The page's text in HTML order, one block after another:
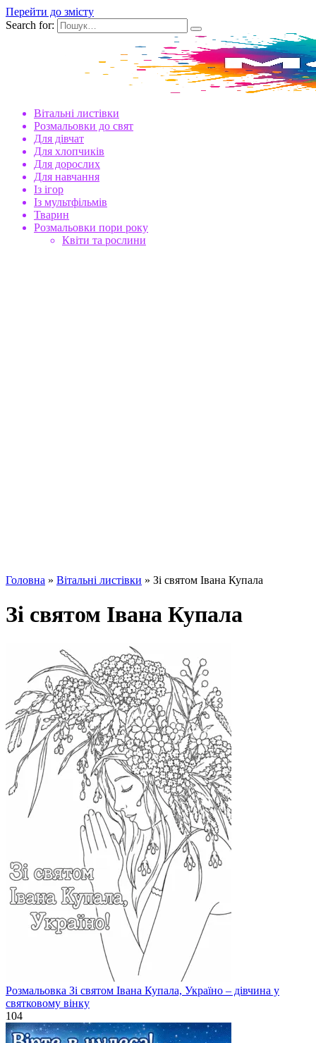
Перейти до змісту
Search for:
Вітальні листівки
Розмальовки до свят
Для дівчат
Для хлопчиків
Для дорослих
Для навчання
Із ігор
Із мультфільмів
Тварин
Розмальовки пори року
Квіти та рослини
Головна » Вітальні листівки » Зі святом Івана Купала
Зі святом Івана Купала
Розмальовка Зі святом Івана Купала, Україно – дівчина у
святковому вінку
104